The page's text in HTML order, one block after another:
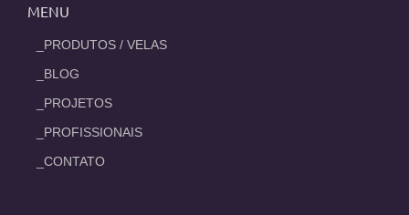
MENU
_PRODUTOS / VELAS
_BLOG
_PROJETOS
_PROFISSIONAIS
_CONTATO